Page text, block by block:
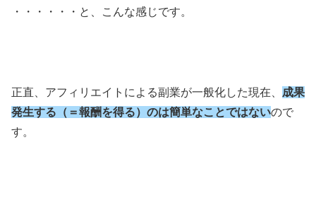
・・・・・・と、こんな感じです。
正直、アフィリエイトによる副業が一般化した現在、 成果
発生する（＝報酬を得る）のは簡単なことではないので
す。